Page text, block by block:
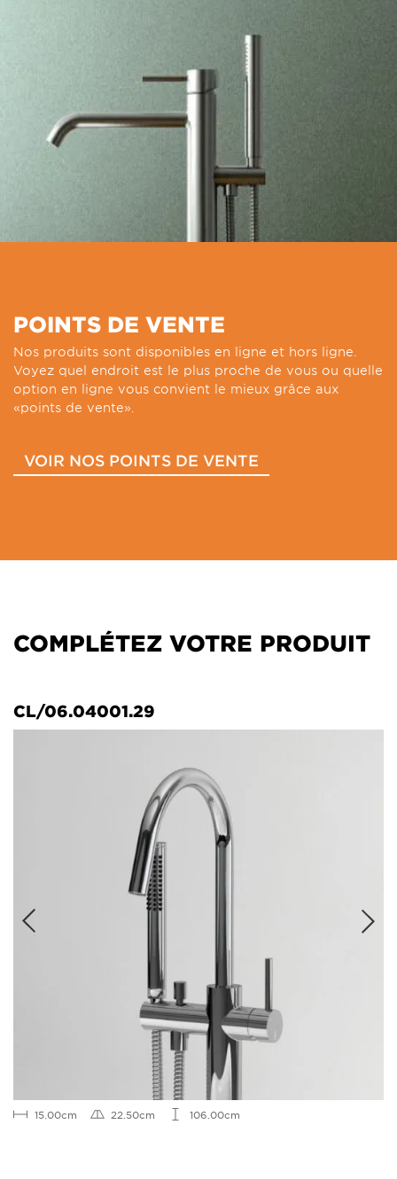
POINTS DE VENTE
Nos produits sont disponibles en ligne et hors ligne.
Voyez quel endroit est le plus proche de vous ou quelle
option en ligne vous convient le mieux grâce aux
«points de vente».
VOIR NOS POINTS DE VENTE
COMPLÉTEZ VOTRE PRODUIT
CL/06.04001.29
15.00cm 22.50cm 106.00cm